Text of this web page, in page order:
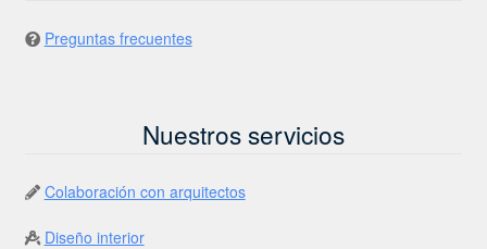
Preguntas frecuentes
Nuestros servicios
Colaboración con arquitectos
Diseño interior